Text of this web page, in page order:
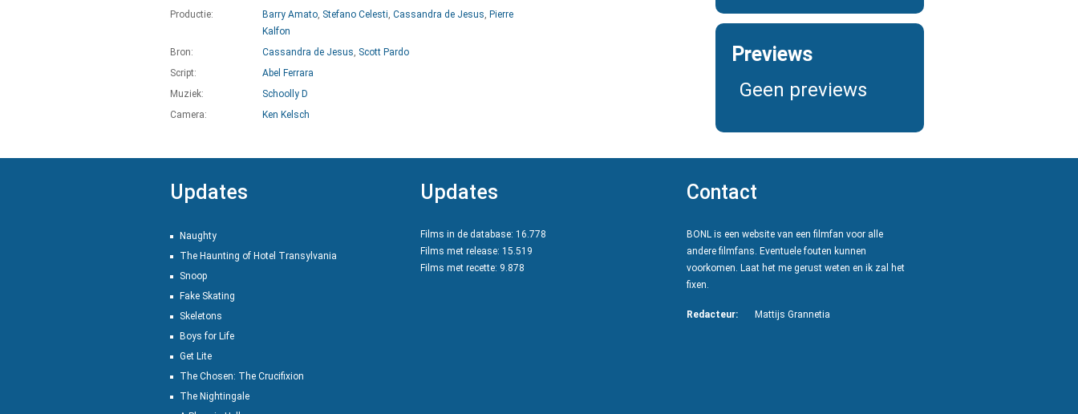
Productie:
Barry Amato, Stefano Celesti, Cassandra de Jesus, Pierre
Kalfon
Bron:
Cassandra de Jesus, Scott Pardo
Script:
Abel Ferrara
Muziek:
Schoolly D
Camera:
Ken Kelsch
Previews
Geen previews
Updates
Naughty
The Haunting of Hotel Transylvania
Snoop
Fake Skating
Skeletons
Boys for Life
Get Lite
The Chosen: The Crucifixion
The Nightingale
Updates
Films in de database: 16.778
Films met release: 15.519
Films met recette: 9.878
Contact
BONL is een website van een filmfan voor alle
andere filmfans. Eventuele fouten kunnen
voorkomen. Laat het me gerust weten en ik zal het
fixen.
Redacteur: Mattijs Grannetia